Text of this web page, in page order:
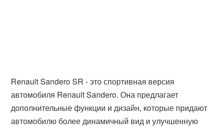
Renault Sandero SR - это спортивная версия
автомобиля Renault Sandero. Она предлагает
дополнительные функции и дизайн, которые придают
автомобилю более динамичный вид и улучшенную